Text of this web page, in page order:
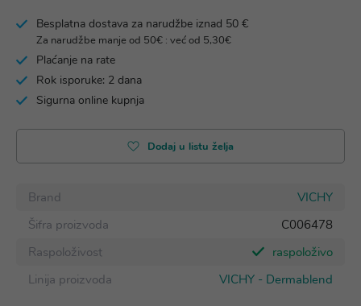
Besplatna dostava za narudžbe iznad 50 €
Za narudžbe manje od 50€ : već od 5,30€
Plaćanje na rate
Rok isporuke: 2 dana
Sigurna online kupnja
Dodaj u listu želja
Brand
VICHY
Šifra proizvoda
C006478
Raspoloživost
raspoloživo
Linija proizvoda
VICHY - Dermablend